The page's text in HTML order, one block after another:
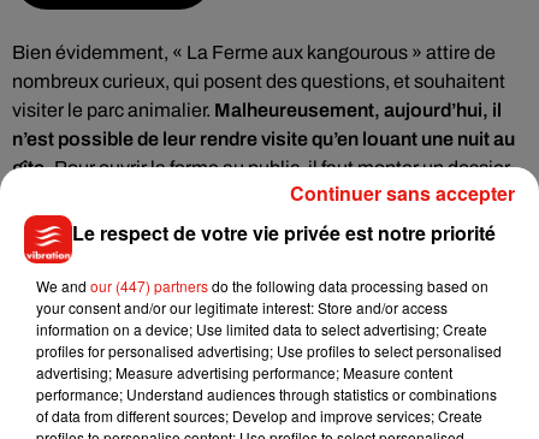
Bien évidemment, « La Ferme aux kangourous » attire de
nombreux curieux, qui posent des questions, et souhaitent
visiter le parc animalier. Malheureusement, aujourd’hui, il
n’est possible de leur rendre visite qu’en louant une nuit au
gîte.Pour ouvrir la ferme au public, il faut monter un dossier,
chose que Sébastien Poursin envisage :
Cela fait deux ans que « La Ferme aux kangourous » propose
des réservations à ses clients, de toute la France. Avec,
pourquoi pas, une future visite de votre part ?
Le respect de votre vie privée est notre priorité
We and our (447) partnersdo the following data processing based on
your consent and/or our legitimate interest: Store and/or access
information on a device; Use limited data to select advertising; Create
profiles for personalised advertising; Use profiles to select personalised
advertising; Measure advertising performance; Measure content
performance; Understand audiences through statistics or combinations
of data from different sources; Develop and improve services; Create
Continuer sans accepter